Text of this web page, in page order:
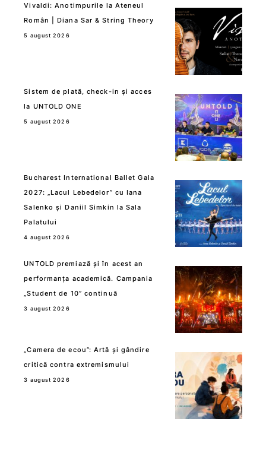
Vivaldi: Anotimpurile la Ateneul
Român | Diana Sar & String Theory
5 august 2026
Sistem de plată, check-in și acces
la UNTOLD ONE
5 august 2026
Bucharest International Ballet Gala
2027: „Lacul Lebedelor” cu Iana
Salenko și Daniil Simkin la Sala
Palatului
4 august 2026
UNTOLD premiază și în acest an
performanța academică. Campania
„Student de 10” continuă
3 august 2026
„Camera de ecou”: Artă și gândire
critică contra extremismului
3 august 2026